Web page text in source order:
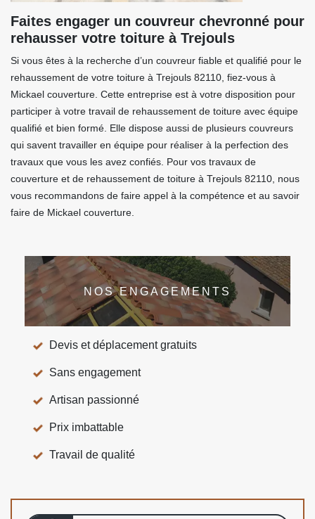
Faites engager un couvreur chevronné pour
rehausser votre toiture à Trejouls
Si vous êtes à la recherche d’un couvreur fiable et qualifié pour le
rehaussement de votre toiture à Trejouls 82110, fiez-vous à
Mickael couverture. Cette entreprise est à votre disposition pour
participer à votre travail de rehaussement de toiture avec équipe
qualifié et bien formé. Elle dispose aussi de plusieurs couvreurs
qui savent travailler en équipe pour réaliser à la perfection des
travaux que vous les avez confiés. Pour vos travaux de
couverture et de rehaussement de toiture à Trejouls 82110, nous
vous recommandons de faire appel à la compétence et au savoir
faire de Mickael couverture.
NOS ENGAGEMENTS
Devis et déplacement gratuits
Sans engagement
Artisan passionné
Prix imbattable
Travail de qualité